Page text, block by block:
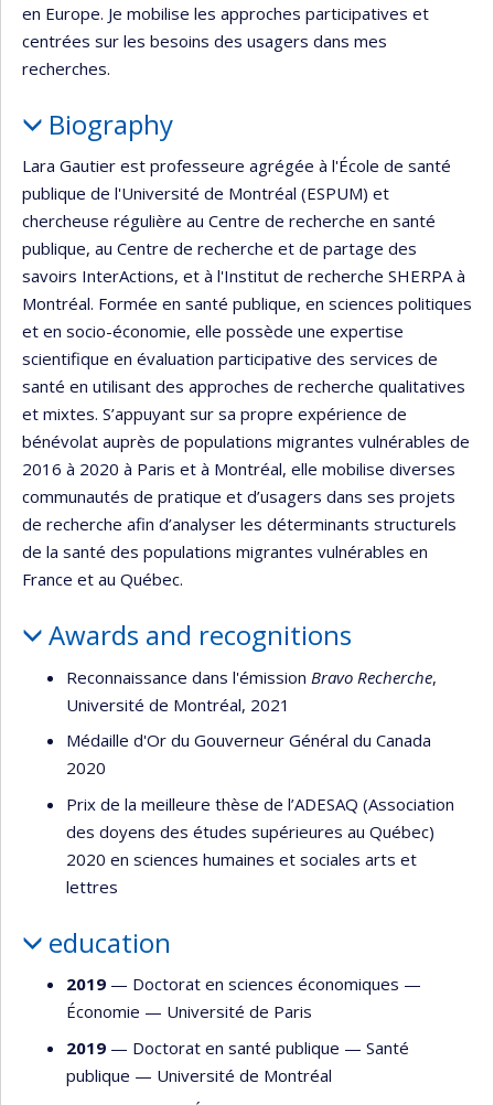
en Europe. Je mobilise les approches participatives et
centrées sur les besoins des usagers dans mes
recherches.
Biography
Lara Gautier est professeure agrégée à l'École de santé
publique de l'Université de Montréal (ESPUM) et
chercheuse régulière au Centre de recherche en santé
publique, au Centre de recherche et de partage des
savoirs InterActions, et à l'Institut de recherche SHERPA à
Montréal. Formée en santé publique, en sciences politiques
et en socio-économie, elle possède une expertise
scientifique en évaluation participative des services de
santé en utilisant des approches de recherche qualitatives
et mixtes. S’appuyant sur sa propre expérience de
bénévolat auprès de populations migrantes vulnérables de
2016 à 2020 à Paris et à Montréal, elle mobilise diverses
communautés de pratique et d’usagers dans ses projets
de recherche afin d’analyser les déterminants structurels
de la santé des populations migrantes vulnérables en
France et au Québec.
Awards and recognitions
Reconnaissance dans l'émission Bravo Recherche,
Université de Montréal, 2021
Médaille d'Or du Gouverneur Général du Canada
2020
Prix de la meilleure thèse de l’ADESAQ (Association
des doyens des études supérieures au Québec)
2020 en sciences humaines et sociales arts et
lettres
education
2019 — Doctorat en sciences économiques —
Économie — Université de Paris
2019 — Doctorat en santé publique — Santé
publique — Université de Montréal